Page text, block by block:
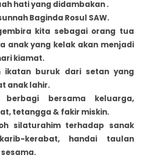
hati yang didambakan .
Baginda Rosul SAW.
kita sebagai orang tua
anak yang kelak akan menjadi
kiamat.
ikatan buruk dari setan yang
anak lahir.
berbagi bersama keluarga,
tetangga & fakir miskin.
silaturahim terhadap sanak
kerabat, handai taulan